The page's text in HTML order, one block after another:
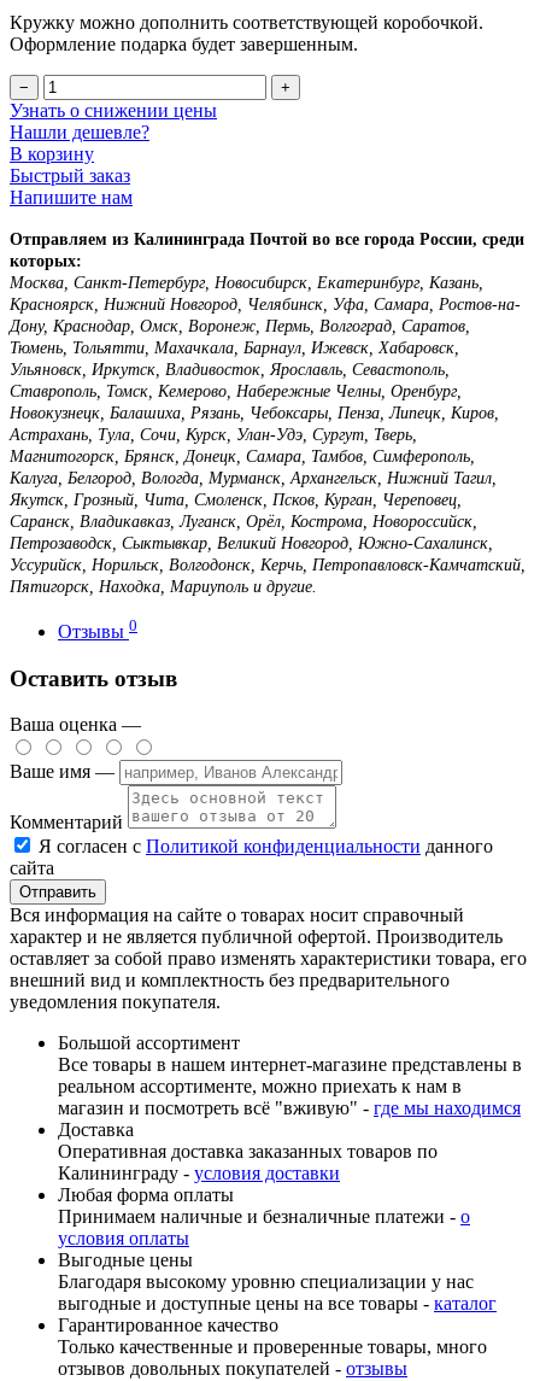
Кружку можно дополнить соответствующей коробочкой.
Оформление подарка будет завершенным.
− +
Узнать о снижении цены
Нашли дешевле?
В корзину
Быстрый заказ
Напишите нам
Отправляем из Калининграда Почтой во все города России, среди
которых:
Москва, Санкт-Петербург, Новосибирск, Екатеринбург, Казань,
Красноярск, Нижний Новгород, Челябинск, Уфа, Самара, Ростов-на-
Дону, Краснодар, Омск, Воронеж, Пермь, Волгоград, Саратов,
Тюмень, Тольятти, Махачкала, Барнаул, Ижевск, Хабаровск,
Ульяновск, Иркутск, Владивосток, Ярославль, Севастополь,
Ставрополь, Томск, Кемерово, Набережные Челны, Оренбург,
Новокузнецк, Балашиха, Рязань, Чебоксары, Пенза, Липецк, Киров,
Астрахань, Тула, Сочи, Курск, Улан-Удэ, Сургут, Тверь,
Магнитогорск, Брянск, Донецк, Самара, Тамбов, Симферополь,
Калуга, Белгород, Вологда, Мурманск, Архангельск, Нижний Тагил,
Якутск, Грозный, Чита, Смоленск, Псков, Курган, Череповец,
Саранск, Владикавказ, Луганск, Орёл, Кострома, Новороссийск,
Петрозаводск, Сыктывкар, Великий Новгород, Южно-Сахалинск,
Уссурийск, Норильск, Волгодонск, Керчь, Петропавловск-Камчатский,
Пятигорск, Находка, Мариуполь и другие.
Отзывы 0
Оставить отзыв
Ваша оценка —
Ваше имя —
Комментарий
Я согласен с Политикой конфиденциальности данного
сайта
Вся информация на сайте о товарах носит справочный
характер и не является публичной офертой. Производитель
оставляет за собой право изменять характеристики товара, его
внешний вид и комплектность без предварительного
уведомления покупателя.
Большой ассортимент
Все товары в нашем интернет-магазине представлены в
реальном ассортименте, можно приехать к нам в
магазин и посмотреть всё "вживую" - где мы находимся
Доставка
Оперативная доставка заказанных товаров по
Калининграду - условия доставки
Любая форма оплаты
Принимаем наличные и безналичные платежи - о
условия оплаты
Выгодные цены
Благодаря высокому уровню специализации у нас
выгодные и доступные цены на все товары - каталог
Гарантированное качество
Только качественные и проверенные товары, много
отзывов довольных покупателей - отзывы